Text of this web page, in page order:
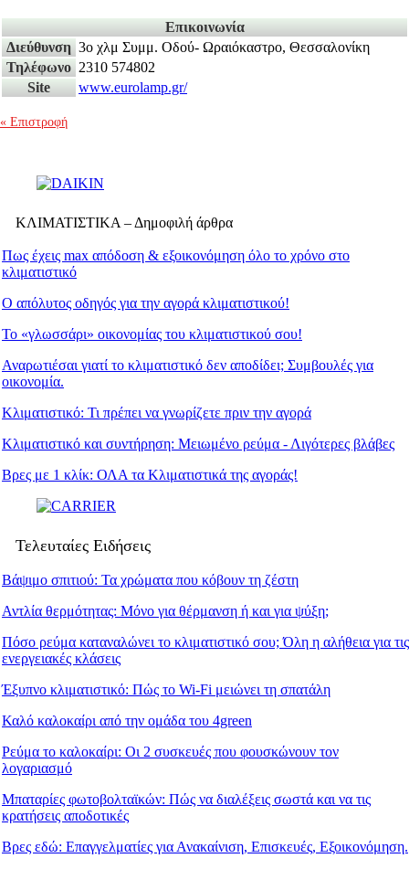
Επικοινωνία
Διεύθυνση 3o χλμ Συμμ. Οδού- Ωραιόκαστρο, Θεσσαλονίκη
Τηλέφωνο 2310 574802
Site
www.eurolamp.gr/
« Επιστροφή
ΚΛΙΜΑΤΙΣΤΙΚΑ – Δημοφιλή άρθρα
Πως έχεις max απόδοση & εξοικονόμηση όλο το χρόνο στο
κλιματιστικό
Ο απόλυτος οδηγός για την αγορά κλιματιστικού!
Το «γλωσσάρι» οικονομίας του κλιματιστικού σου!
Αναρωτιέσαι γιατί το κλιματιστικό δεν αποδίδει; Συμβουλές για
οικονομία.
Κλιματιστικό: Τι πρέπει να γνωρίζετε πριν την αγορά
Κλιματιστικό και συντήρηση: Μειωμένο ρεύμα - Λιγότερες βλάβες
Βρες με 1 κλίκ: ΟΛΑ τα Κλιματιστικά της αγοράς!
Τελευταίες Ειδήσεις
Βάψιμο σπιτιού: Τα χρώματα που κόβουν τη ζέστη
Αντλία θερμότητας: Μόνο για θέρμανση ή και για ψύξη;
Πόσο ρεύμα καταναλώνει το κλιματιστικό σου; Όλη η αλήθεια για τις
ενεργειακές κλάσεις
Έξυπνο κλιματιστικό: Πώς το Wi-Fi μειώνει τη σπατάλη
Καλό καλοκαίρι από την ομάδα του 4green
Ρεύμα το καλοκαίρι: Οι 2 συσκευές που φουσκώνουν τον
λογαριασμό
Μπαταρίες φωτοβολταϊκών: Πώς να διαλέξεις σωστά και να τις
κρατήσεις αποδοτικές
Βρες εδώ: Eπαγγελματίες για Ανακαίνιση, Επισκευές, Εξοικονόμηση.